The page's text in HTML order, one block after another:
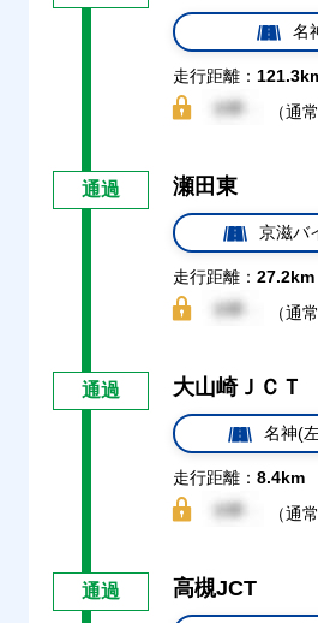
名
走行距離：
（通
通過 瀬田東
京滋バ
走行距離： 27.2km
（通
通過 大山崎ＪＣＴ
名神(
走行距離： 8.4km
（通
通過 高槻JCT